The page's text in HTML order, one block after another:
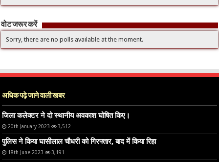
वोट जरूर करें
Sorry, there are no polls available at the moment.
अधिक पढ़े जाने वाली खबर
जिला कलेक्टर ने दो स्थानीय अवकाश घोषित किए।
20th January 2023 3,512
पुलिस ने किया घासीलाल चौधरी को गिरफ्तार, बाद में किया रिहा
18th June 2023 3,191